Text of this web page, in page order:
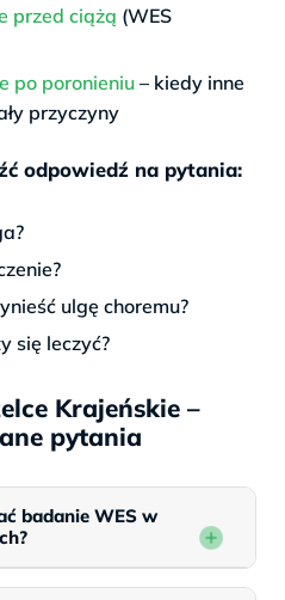
przed ciążą (WES
po poronieniu – kiedy inne
przyczyny
odpowiedź na pytania:
ulgę choremu?
się leczyć?
Krajeńskie –
pytania
badanie WES w